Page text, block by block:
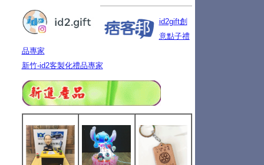
id2gift創
意點子禮
品專家
新竹-id2客製化禮品專家